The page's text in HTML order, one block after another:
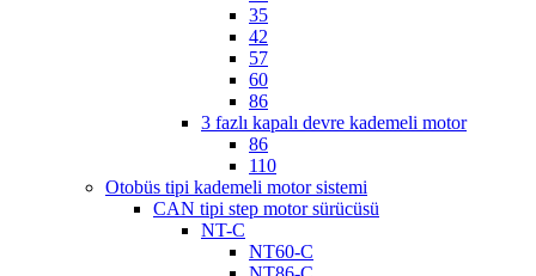
35
42
57
60
86
3 fazlı kapalı devre kademeli motor
86
110
Otobüs tipi kademeli motor sistemi
CAN tipi step motor sürücüsü
NT-C
NT60-C